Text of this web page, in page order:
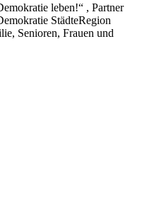
leben!“ , Partner
StädteRegion
Senioren, Frauen und